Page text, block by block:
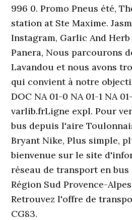
996 0. Promo Pneus été,
station at Ste Maxime.
Instagram, Garlic And Herb
Panera, Nous parcourons
Lavandou et nous avons
qui convient à notre
DOC NA 01-0 NA 01-1 NA
varlib.frLigne expl. Pour
bus depuis l'aire
Bryant Nike, Plus simple,
bienvenue sur le site
réseau de transport en
Région Sud Provence-
Retrouvez l'offre de
CG83.